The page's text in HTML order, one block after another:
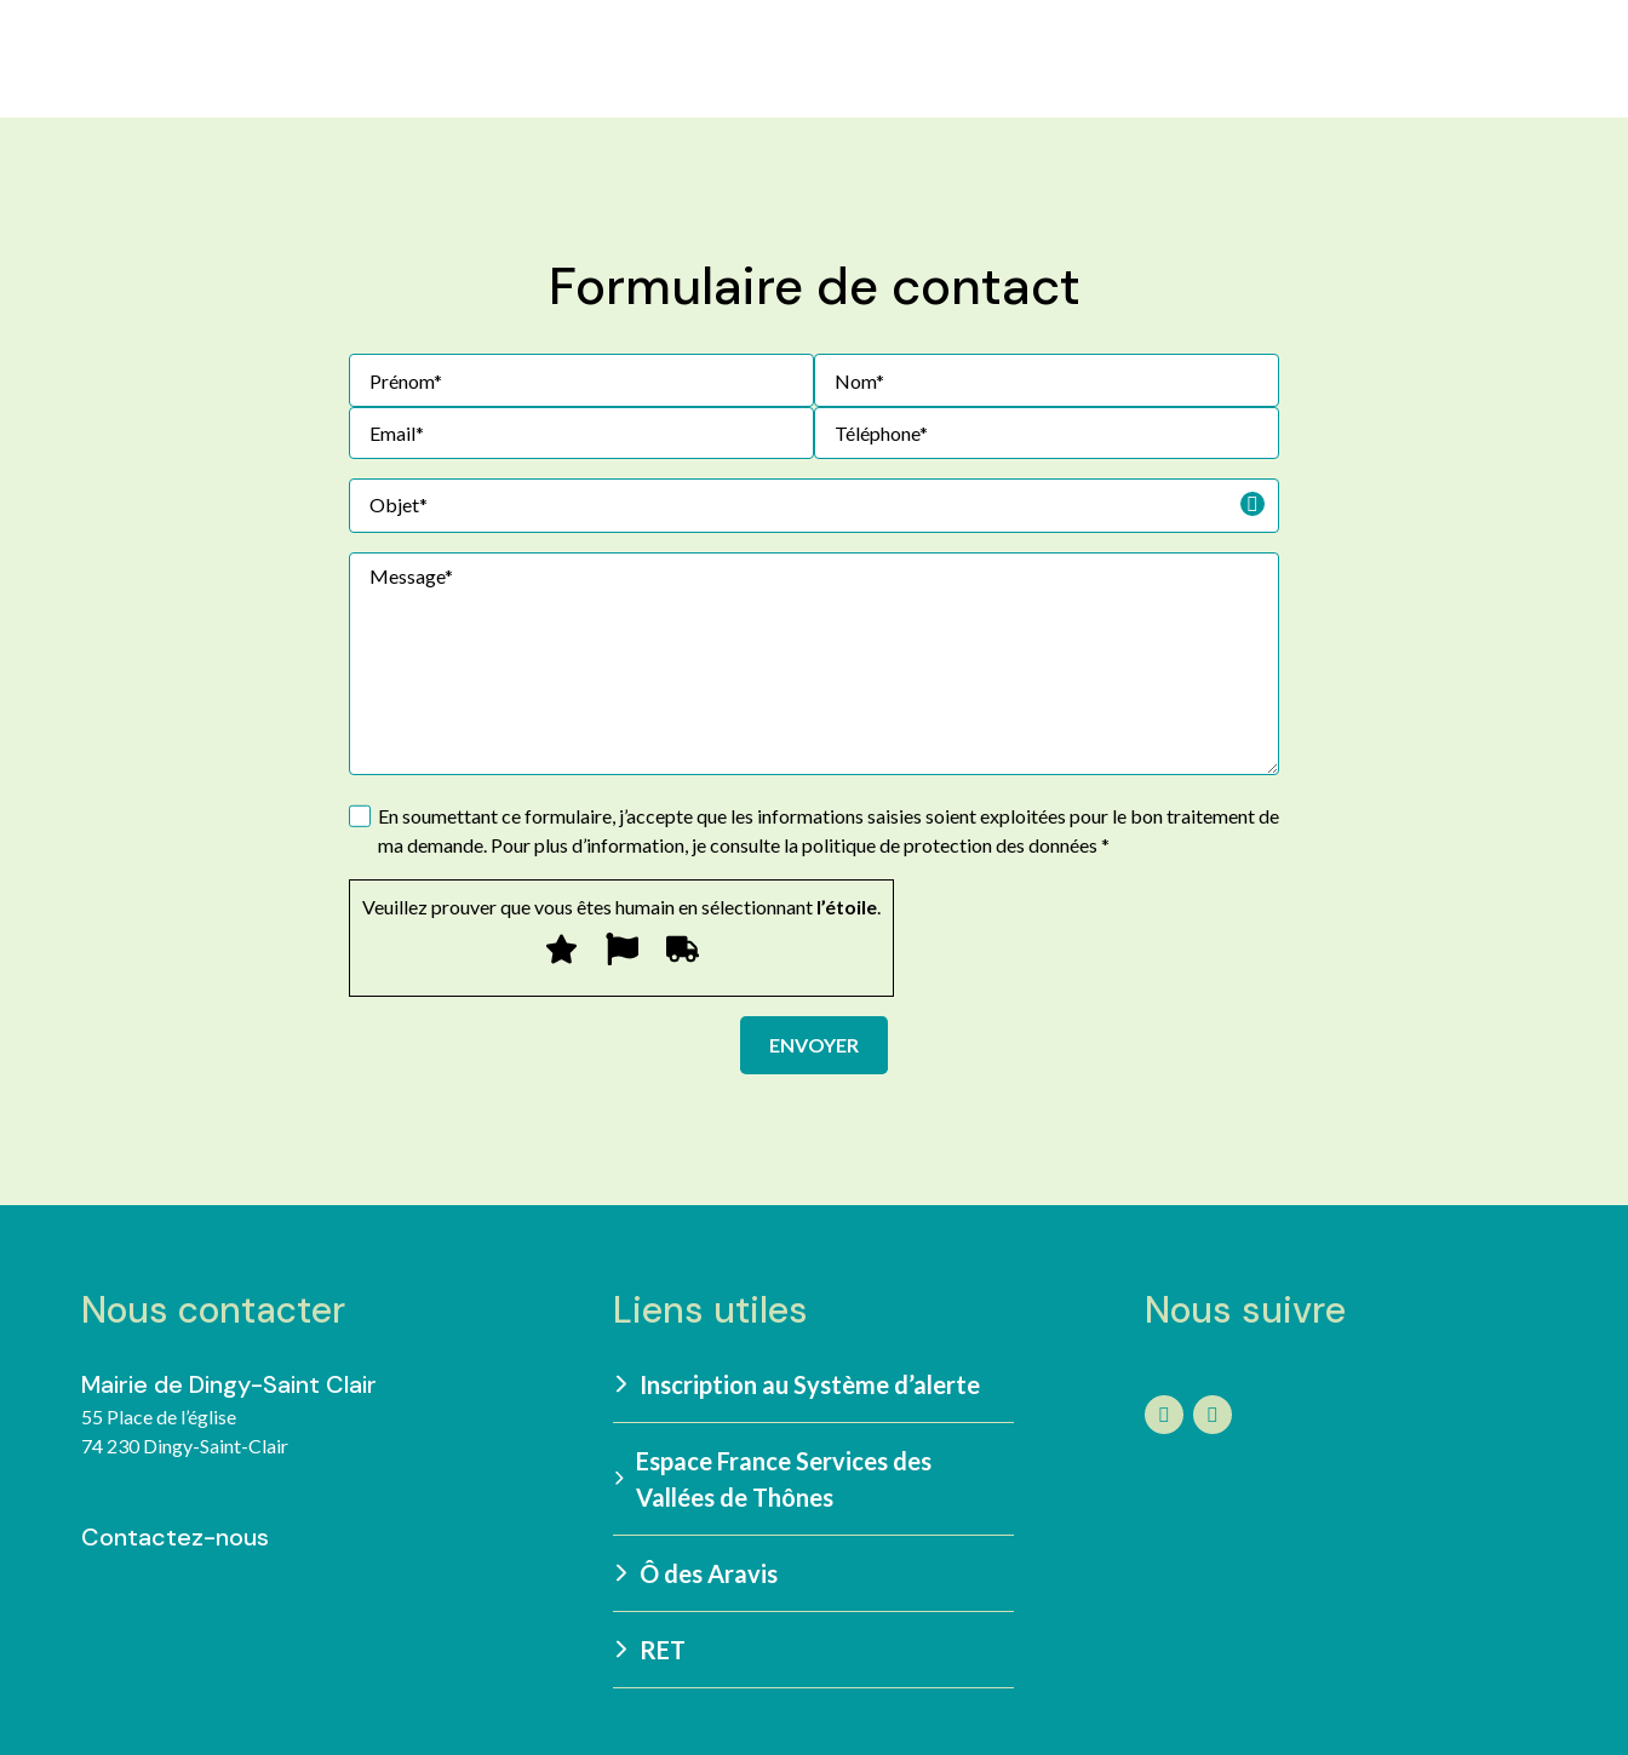
Formulaire de contact
Objet*
En soumettant ce formulaire, j’accepte que les informations saisies soient exploitées pour le bon traitement de
ma demande. Pour plus d’information, je consulte la politique de protection des données *
Veuillez prouver que vous êtes humain en sélectionnant l’étoile.
Nous contacter
Mairie de Dingy-Saint Clair
55 Place de l’église
74 230 Dingy-Saint-Clair
Contactez-nous
Liens utiles
Inscription au Système d’alerte
Espace France Services des
Vallées de Thônes
Ô des Aravis
RET
Nous suivre